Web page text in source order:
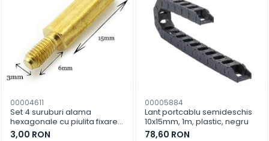
00004611
Set 4 suruburi alama
hexagonale cu piulita fixare
PCB
3,00 RON
00005884
Lant portcablu semideschis
10x15mm, 1m, plastic, negru
78,60 RON